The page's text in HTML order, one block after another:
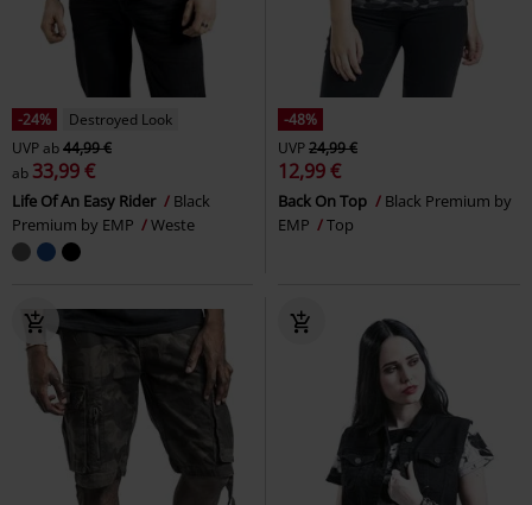
-24%
Destroyed Look
UVPab44,99 €
ab 33,99 €
Life Of An Easy Rider
Black
Premium by EMP
Weste
-48%
UVP24,99 €
12,99 €
Back On Top
Black Premium by
EMP
Top